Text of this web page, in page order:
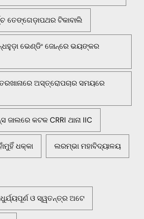
ତେଙ୍ଗେଡ଼ାପଥର ଟିକାବାଲି
ଭେଣ୍ଡିଂ ଜୋନ୍‌ରେ ଭୟଙ୍କର
ଅସ୍ତ୍ରୋପଚାର ସମୟରେ
ଜାଲରେ କଟକ CRRI ଥାନା IIC
ଧକ୍କା ଲରମ୍ଭା ମହାବିଦ୍ୟାଳୟ
ଓ ସ୍ୱତନ୍ତ୍ର ଅଟେ